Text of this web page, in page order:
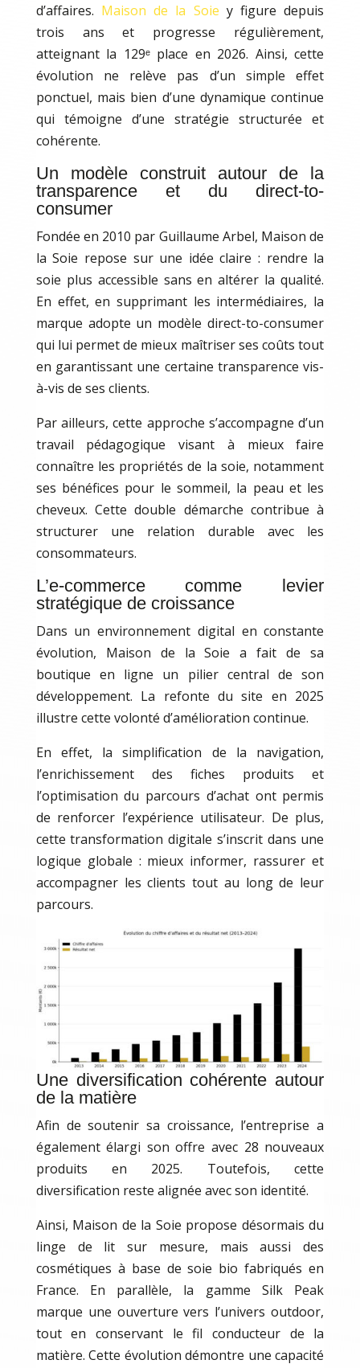
d’affaires. Maison de la Soie y figure depuis
trois ans et progresse régulièrement,
atteignant la 129ᵉ place en 2026. Ainsi, cette
évolution ne relève pas d’un simple effet
ponctuel, mais bien d’une dynamique continue
qui témoigne d’une stratégie structurée et
cohérente.
Un modèle construit autour de la
transparence et du direct-to-
consumer
Fondée en 2010 par Guillaume Arbel, Maison de
la Soie repose sur une idée claire : rendre la
soie plus accessible sans en altérer la qualité.
En effet, en supprimant les intermédiaires, la
marque adopte un modèle direct-to-consumer
qui lui permet de mieux maîtriser ses coûts tout
en garantissant une certaine transparence vis-
à-vis de ses clients.
Par ailleurs, cette approche s’accompagne d’un
travail pédagogique visant à mieux faire
connaître les propriétés de la soie, notamment
ses bénéfices pour le sommeil, la peau et les
cheveux. Cette double démarche contribue à
structurer une relation durable avec les
consommateurs.
L’e-commerce comme levier
stratégique de croissance
Dans un environnement digital en constante
évolution, Maison de la Soie a fait de sa
boutique en ligne un pilier central de son
développement. La refonte du site en 2025
illustre cette volonté d’amélioration continue.
En effet, la simplification de la navigation,
l’enrichissement des fiches produits et
l’optimisation du parcours d’achat ont permis
de renforcer l’expérience utilisateur. De plus,
cette transformation digitale s’inscrit dans une
logique globale : mieux informer, rassurer et
accompagner les clients tout au long de leur
parcours.
Une diversification cohérente autour
de la matière
Afin de soutenir sa croissance, l’entreprise a
également élargi son offre avec 28 nouveaux
produits en 2025. Toutefois, cette
diversification reste alignée avec son identité.
Ainsi, Maison de la Soie propose désormais du
linge de lit sur mesure, mais aussi des
cosmétiques à base de soie bio fabriqués en
France. En parallèle, la gamme Silk Peak
marque une ouverture vers l’univers outdoor,
tout en conservant le fil conducteur de la
matière. Cette évolution démontre une capacité